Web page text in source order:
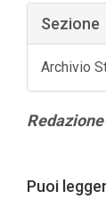
Sezione
Archivio
Redazione
Puoi